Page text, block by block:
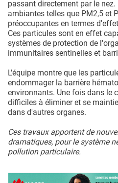
passant directement par le
ambiantes telles que PM2,5 et
préoccupantes en termes
Ces particules sont en effet
systèmes de protection de
immunitaires sentinelles et
L'équipe montre que les
endommager la barrière
environnants. Une fois dans le
difficiles à éliminer et se
dans d'autres organes.
Ces travaux apportent de
dramatiques, pour le système
pollution particulaire.